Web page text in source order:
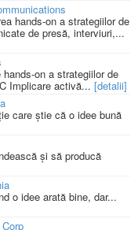
hands-on a strategiilor de
de presă, interviuri,...
on a strategiilor de
Implicare activă... [detalii]
care știe că o idee bună
și să producă
o idee arată bine, dar...